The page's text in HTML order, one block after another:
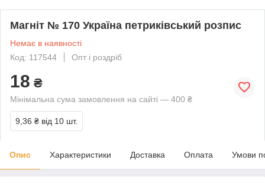
Магніт № 170 Україна петриківський розпис
Немає в наявності
Код: 117544
Опт і роздріб
18 ₴
Мінімальна сума замовлення на сайті — 400 ₴
9,36 ₴ від 10 шт.
Опис Характеристики Доставка Оплата Умови